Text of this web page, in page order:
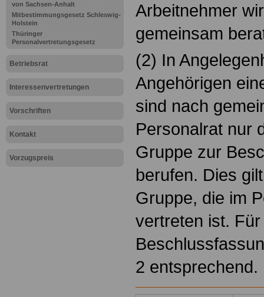
von Sachsen-Anhalt
Mitbestimmungsgesetz Schleswig-
Holstein
Thüringer
Personalvertretungsgesetz
Betriebsrat
Interessenvertretungen
Vorschriften
Kontakt
Vorzugspreis
Arbeitnehmer
gemeinsam
(2) In
Angehörigen
sind nach
Personalrat nur
Gruppe zur
berufen. Dies
Gruppe, die im
vertreten ist.
2 entsprechend.